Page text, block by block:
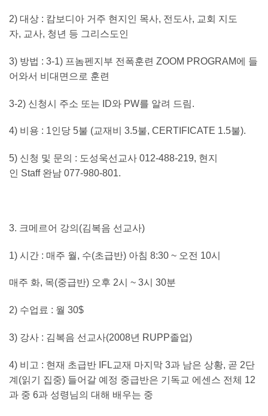
2) 대상 : 캄보디아 거주 현지인 목사, 전도사, 교회 지도
자, 교사, 청년 등 그리스도인
3) 방법 : 3-1) 프놈펜지부 전폭훈련 ZOOM PROGRAM에 들
어와서 비대면으로 훈련
3-2) 신청시 주소 또는 ID와 PW를 알려 드림.
4) 비용 : 1인당 5불 (교재비 3.5불, CERTIFICATE 1.5불).
5) 신청 및 문의 : 도성욱선교사 012-488-219, 현지
인 Staff 완남 077-980-801.
3. 크메르어 강의 (김복음 선교사)
1) 시간 : 매주 월, 수(초급반) 아침 8:30 ~ 오전 10시
매주 화, 목(중급반) 오후 2시 ~ 3시 30분
2) 수업료 : 월 30$
3) 강사 : 김복음 선교사(2008년 RUPP졸업)
4) 비고 : 현재 초급반 IFL교재 마지막 3과 남은 상황, 곧 2단
계 (읽기 집중) 들어갈 예정 중급반은 기독교 에센스 전체 12
과 중 6과 성령님의 대해 배우는 중